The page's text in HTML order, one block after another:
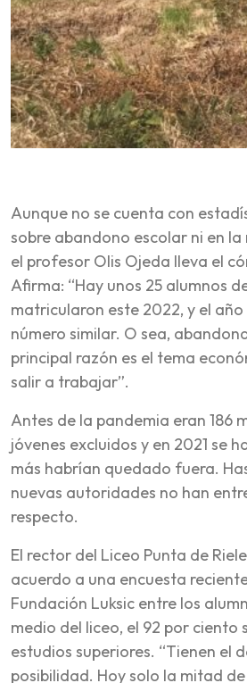
Aunque no se cuenta con
sobre abandono escolar ni en la
el profesor Olis Ojeda lleva el
Afirma: “Hay unos 25 alumnos
matricularon este 2022, y el
número similar. O sea,
principal razón es el tema
salir a trabajar”.
Antes de la pandemia eran 186
jóvenes excluidos y en 2021 se
más habrían quedado fuera.
nuevas autoridades no han
respecto.
El rector del Liceo Punta de
acuerdo a una encuesta
Fundación Luksic entre los
medio del liceo, el 92 por ciento
estudios superiores. “Tienen el
posibilidad. Hoy solo la mitad